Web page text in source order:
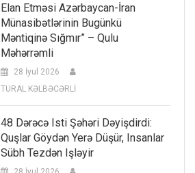
Elan Etməsi Azərbaycan-İran
Münasibətlərinin Bugünkü
Məntiqinə Sığmır” – Qulu
Məhərrəmli
28 İyul 2026
TURAL KƏLBƏCƏRLİ
48 Dərəcə Isti Şəhəri Dəyişdirdi:
Quşlar Göydən Yerə Düşür, Insanlar
Sübh Tezdən Işləyir